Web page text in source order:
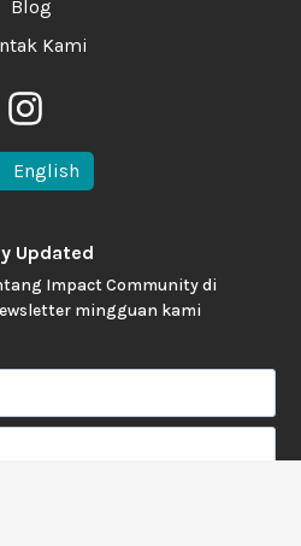
Blog
Kami
English
Updated
Impact Community di
mingguan kami